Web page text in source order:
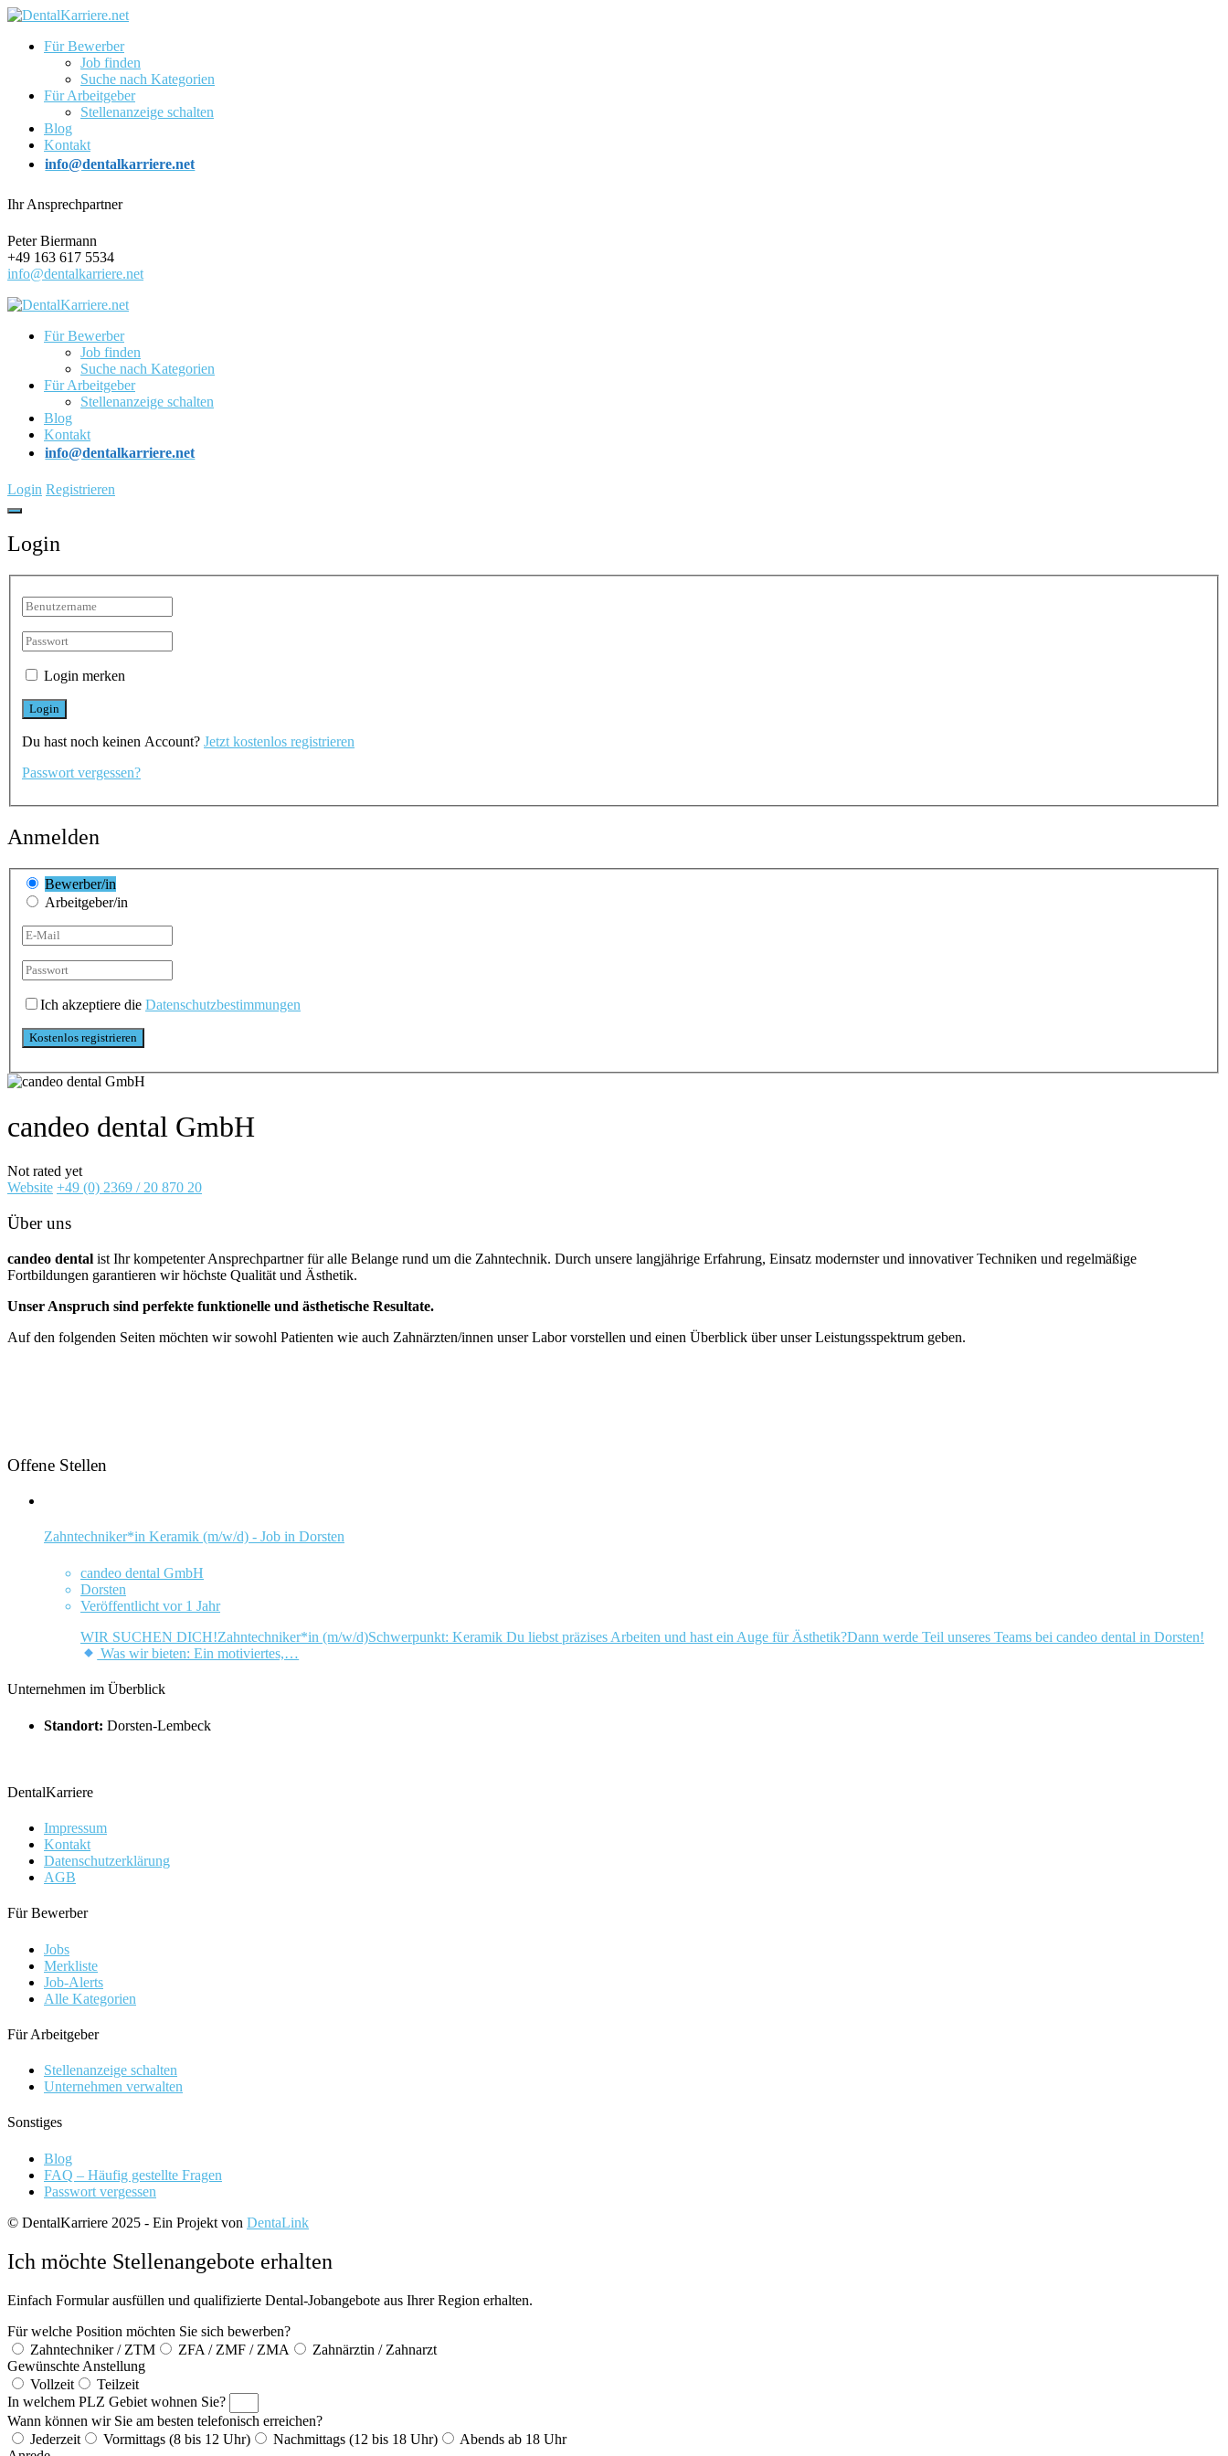
Für Bewerber
Job finden
Suche nach Kategorien
Für Arbeitgeber
Stellenanzeige schalten
Blog
Kontakt
info@dentalkarriere.net
Ihr Ansprechpartner
Peter Biermann
+49 163 617 5534
info@dentalkarriere.net
Für Bewerber
Job finden
Suche nach Kategorien
Für Arbeitgeber
Stellenanzeige schalten
Blog
Kontakt
info@dentalkarriere.net
Login Registrieren
Login
Login merken
Du hast noch keinen Account? Jetzt kostenlos registrieren
Passwort vergessen?
Anmelden
Bewerber/in
Arbeitgeber/in
Ich akzeptiere die Datenschutzbestimmungen
candeo dental GmbH
Not rated yet
Website +49 (0) 2369 / 20 870 20
Über uns
candeo dental ist Ihr kompetenter Ansprechpartner für alle Belange rund um die Zahntechnik. Durch unsere langjährige Erfahrung, Einsatz modernster und innovativer Techniken und regelmäßige
Fortbildungen garantieren wir höchste Qualität und Ästhetik.
Unser Anspruch sind perfekte funktionelle und ästhetische Resultate.
Auf den folgenden Seiten möchten wir sowohl Patienten wie auch Zahnärzten/innen unser Labor vorstellen und einen Überblick über unser Leistungsspektrum geben.
Offene Stellen
Zahntechniker*in Keramik (m/w/d) - Job in Dorsten
candeo dental GmbH
Dorsten
Veröffentlicht vor 1 Jahr
WIR SUCHEN DICH!Zahntechniker*in (m/w/d)Schwerpunkt: Keramik Du liebst präzises Arbeiten und hast ein Auge für Ästhetik?Dann werde Teil unseres Teams bei candeo dental in Dorsten!
Was wir bieten: Ein motiviertes,…
Unternehmen im Überblick
Standort: Dorsten-Lembeck
DentalKarriere
Impressum
Kontakt
Datenschutzerklärung
AGB
Für Bewerber
Jobs
Merkliste
Job-Alerts
Alle Kategorien
Für Arbeitgeber
Stellenanzeige schalten
Unternehmen verwalten
Sonstiges
Blog
FAQ – Häufig gestellte Fragen
Passwort vergessen
© DentalKarriere 2025 - Ein Projekt von DentaLink
Ich möchte Stellenangebote erhalten
Einfach Formular ausfüllen und qualifizierte Dental-Jobangebote aus Ihrer Region erhalten.
Für welche Position möchten Sie sich bewerben?
Zahntechniker / ZTM
ZFA / ZMF / ZMA
Zahnärztin / Zahnarzt
Gewünschte Anstellung
Vollzeit
Teilzeit
In welchem PLZ Gebiet wohnen Sie?
Wann können wir Sie am besten telefonisch erreichen?
Jederzeit
Vormittags (8 bis 12 Uhr) Nachmittags (12 bis 18 Uhr)
Abends ab 18 Uhr